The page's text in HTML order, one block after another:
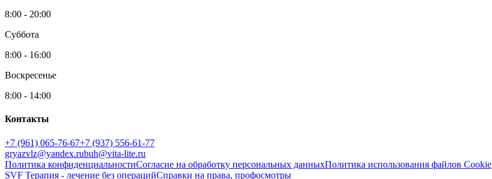
8:00 - 20:00
Суббота
8:00 - 16:00
Воскресенье
8:00 - 14:00
Контакты
+7 (961) 065-76-67+7 (937) 556-61-77
gryazvlz@yandex.rubuh@vita-lite.ru
Политика конфиденциальностиСогласие на обработку персональных данныхПолитика использования файлов Cookie
SVF Терапия - лечение без операцийСправки на права, профосмотры